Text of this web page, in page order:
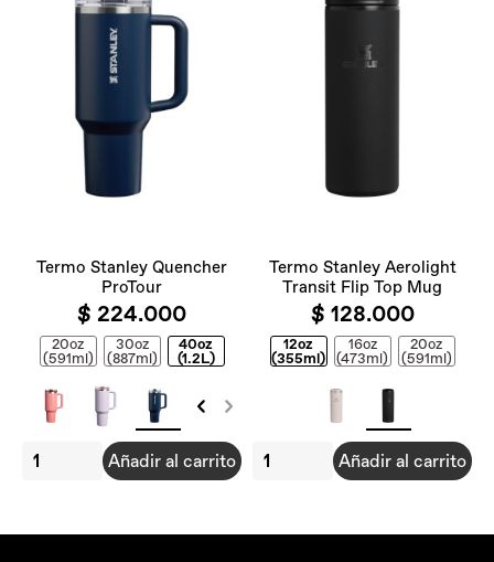
Termo Stanley Quencher
ProTour
$ 224.000
20oz
(591ml)
30oz
(887ml)
40oz
(1.2L)
Añadir al carrito
Termo Stanley Aerolight
Transit Flip Top Mug
$ 128.000
12oz
(355ml)
16oz
(473ml)
20oz
(591ml)
Añadir al carrito